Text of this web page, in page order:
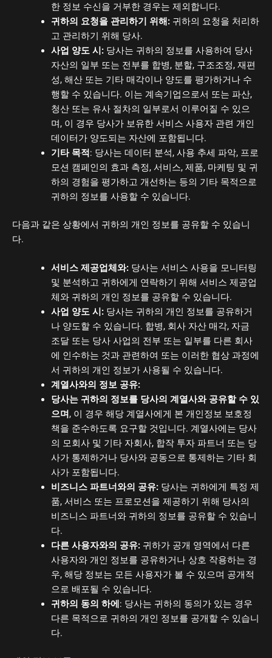
한 정보 수신을 거부한 경우는 제외합니다.
귀하의 요청을 관리하기 위해:귀하의 요청을 처리하
고 관리하기 위해 당사.
사업 양도 시:당사는 귀하의 정보를 사용하여 당사
자산의 일부 또는 전부를 합병, 분할, 구조조정, 재편
성, 해산 또는 기타 매각이나 양도를 평가하거나 수
행할 수 있습니다. 이는 계속기업으로서 또는 파산,
청산 또는 유사 절차의 일부로서 이루어질 수 있으
며, 이 경우 당사가 보유한 서비스 사용자 관련 개인
데이터가 양도되는 자산에 포함됩니다.
기타 목적: 당사는 데이터 분석, 사용 추세 파악, 프로
모션 캠페인의 효과 측정, 서비스, 제품, 마케팅 및 귀
하의 경험을 평가하고 개선하는 등의 기타 목적으로
귀하의 정보를 사용할 수 있습니다.
다음과 같은 상황에서 귀하의 개인 정보를 공유할 수 있습니
다.
서비스 제공업체와:당사는 서비스 사용을 모니터링
및 분석하고 귀하에게 연락하기 위해 서비스 제공업
체와 귀하의 개인 정보를 공유할 수 있습니다.
사업 양도 시:당사는 귀하의 개인 정보를 공유하거
나 양도할 수 있습니다. 합병, 회사 자산 매각, 자금
조달 또는 당사 사업의 전부 또는 일부를 다른 회사
에 인수하는 것과 관련하여 또는 이러한 협상 과정에
서 귀하의 개인 정보가 사용될 수 있습니다.
계열사와의 정보 공유:
당사는 귀하의 정보를 당사의 계열사와 공유할 수 있
으며, 이 경우 해당 계열사에게 본 개인정보 보호정
책을 준수하도록 요구할 것입니다. 계열사에는 당사
의 모회사 및 기타 자회사, 합작 투자 파트너 또는 당
사가 통제하거나 당사와 공동으로 통제하는 기타 회
사가 포함됩니다.
비즈니스 파트너와의 공유:당사는 귀하에게 특정 제
품, 서비스 또는 프로모션을 제공하기 위해 당사의
비즈니스 파트너와 귀하의 정보를 공유할 수 있습니
다.
다른 사용자와의 공유:귀하가 공개 영역에서 다른
사용자와 개인 정보를 공유하거나 상호 작용하는 경
우, 해당 정보는 모든 사용자가 볼 수 있으며 공개적
으로 배포될 수 있습니다.
귀하의 동의 하에: 당사는 귀하의 동의가 있는 경우
다른 목적으로 귀하의 개인 정보를 공개할 수 있습니
다.